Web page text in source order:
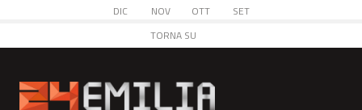
DIC NOV OTT
SET
TORNA SU